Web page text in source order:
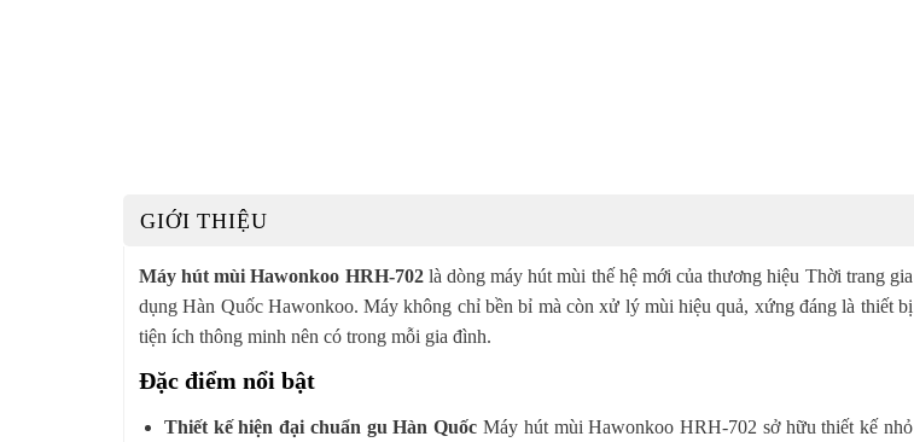
GIỚI THIỆU
Máy hút mùi Hawonkoo HRH-702là dòng máy hút mùi thế hệ mới của thương hiệu Thời trang gia
dụng Hàn Quốc Hawonkoo. Máy không chỉ bền bỉ mà còn xử lý mùi hiệu quả, xứng đáng là thiết bị
tiện ích thông minh nên có trong mỗi gia đình.
Đặc điểm nổi bật
Thiết kế hiện đại chuẩn gu Hàn Quốc Máy hút mùi Hawonkoo HRH-702 sở hữu thiết kế nhỏ